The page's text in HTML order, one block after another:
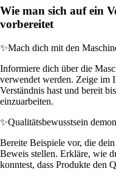
Wie man sich auf ein
vorbereitet
✨Mach dich mit den
Informiere dich über die
verwendet werden. Zeige im
Verständnis hast und bereit
einzuarbeiten.
✨Qualitätsbewusstsein
Bereite Beispiele vor, die
Beweis stellen. Erkläre, wie
konntest, dass Produkte den